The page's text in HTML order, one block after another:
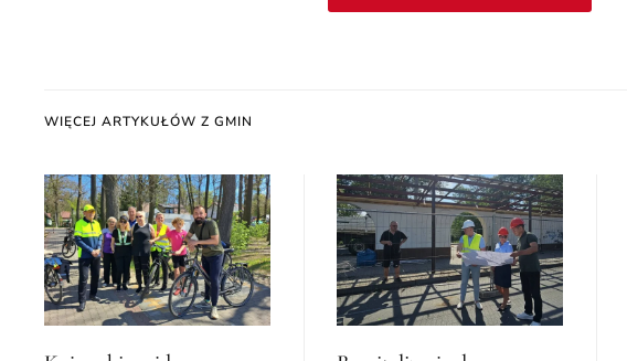
WIĘCEJ ARTYKUŁÓW Z GMIN